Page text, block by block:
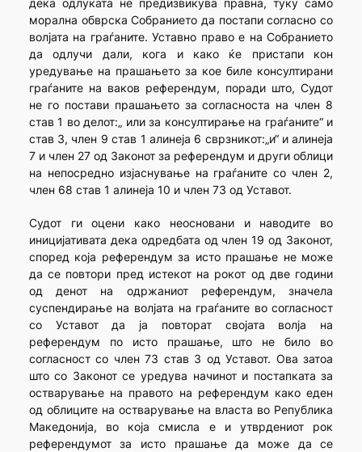
дека одлуката не предизвикува правна, туку само
морална обврска Собранието да постапи согласно со
волјата на граѓаните. Уставно право е на Собранието
да одлучи дали, кога и како ќе пристапи кон
уредување на прашањето за кое биле консултирани
граѓаните на ваков референдум, поради што, Судот
не го постави прашањето за согласноста на член 8
став 1 во делот:„ или за консултирање на граѓаните“ и
став 3, член 9 став 1 алинеја 6 сврзникот:„и“ и алинеја
7 и член 27 од Законот за референдум и други облици
на непосредно изјаснување на граѓаните со член 2,
член 68 став 1 алинеја 10 и член 73 од Уставот.
Судот ги оцени како неосновани и наводите во
иницијативата дека одредбата од член 19 од Законот,
според која референдум за исто прашање не може
да се повтори пред истекот на рокот од две години
од денот на одржаниот референдум, значела
суспендирање на волјата на граѓаните во согласност
со Уставот да ја повторат својата волја на
референдум по исто прашање, што не било во
согласност со член 73 став 3 од Уставот. Ова затоа
што со Законот се уредува начинот и постапката за
остварување на правото на референдум како еден
од облиците на остварување на власта во Република
Македонија, во која смисла е и утврдениот рок
референдумот за исто прашање да може да се